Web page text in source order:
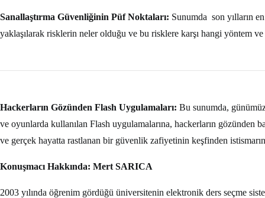
Sanallaştırma Güvenliğinin Püf Noktaları: Sunumda son yılların
yaklaşılarak risklerin neler olduğu ve bu risklere karşı hangi yöntem
Hackerların Gözünden Flash Uygulamaları: Bu sunumda,
ve oyunlarda kullanılan Flash uygulamalarına, hackerların gözünden
ve gerçek hayatta rastlanan bir güvenlik zafiyetinin keşfinden
Konuşmacı Hakkında: Mert SARICA
2003 yılında öğrenim gördüğü üniversitenin elektronik ders seçme